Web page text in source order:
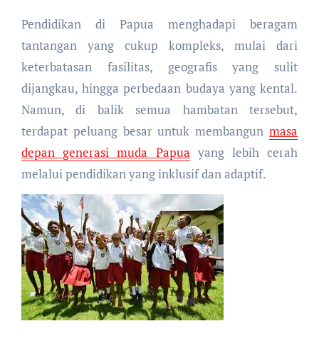
Pendidikan di Papua menghadapi beragam
tantangan yang cukup kompleks, mulai dari
keterbatasan fasilitas, geografis yang sulit
dijangkau, hingga perbedaan budaya yang kental.
Namun, di balik semua hambatan tersebut,
terdapat peluang besar untuk membangunmasa
depan generasi muda Papua yang lebih cerah
melalui pendidikan yang inklusif dan adaptif.